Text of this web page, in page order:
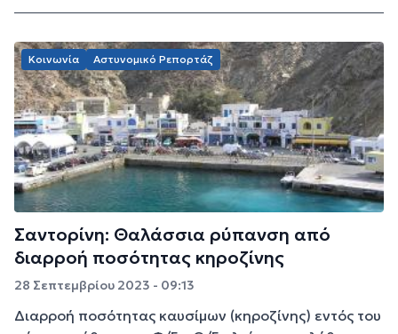
Κοινωνία Αστυνομικό Ρεπορτάζ
Σαντορίνη: Θαλάσσια ρύπανση από
διαρροή ποσότητας κηροζίνης
28 Σεπτεμβρίου 2023 - 09:13
Διαρροή ποσότητας καυσίμων (κηροζίνης) εντός του